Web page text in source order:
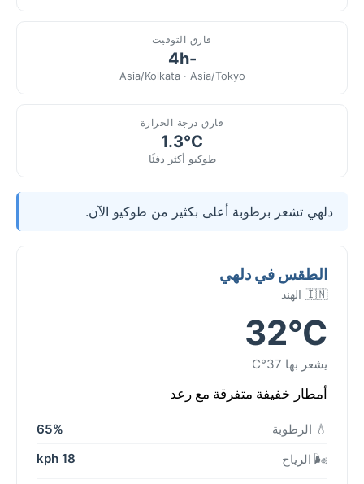
فارق التوقيت
-4h
Asia/Kolkata · Asia/Tokyo
فارق درجة الحرارة
1.3°C
طوكيو أكثر دفئًا
دلهي تشعر برطوبة أعلى بكثير من طوكيو الآن.
الطقس في دلهي
🇮🇳 الهند
32°C
يشعر بها 37°C
أمطار خفيفة متفرقة مع رعد
💧 الرطوبة
65%
🌬️ الرياح
18 kph